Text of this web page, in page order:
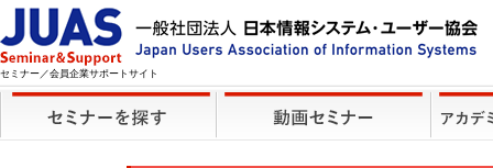
セミナー／会員企業サポートサイト